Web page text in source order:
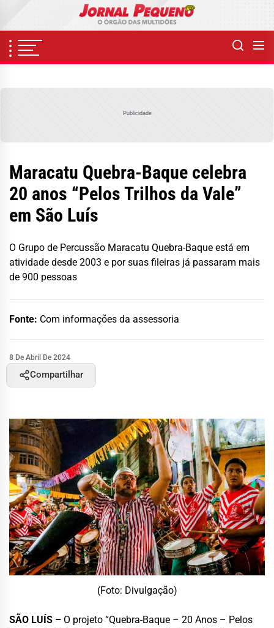
content
Publicidade
Maracatu Quebra-Baque celebra
20 anos “Pelos Trilhos da Vale”
em São Luís
O Grupo de Percussão Maracatu Quebra-Baque está em
atividade desde 2003 e por suas fileiras já passaram mais
de 900 pessoas
Fonte: Com informações da assessoria
8 De Abril De 2024
Compartilhar
(Foto: Divulgação)
SÃO LUÍS – O projeto “Quebra-Baque – 20 Anos – Pelos